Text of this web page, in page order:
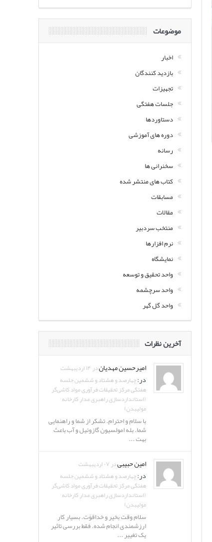
موضوعات
اخبار
بازدید کنندگان
تجهیزات
جلسات هفتگی
دستاوردها
دوره های آموزشی
رسانه
سخنرانی ها
کتاب های منتشر شده
مسابقات
مقالات
منتخب سردبیر
نرم افزارها
نمایشگاه
واحد تحقیق و توسعه
واحد سرچشمه
واحد گل گهر
آخرین نظرات
امیرحسین مهدیاندر ۱۴ اردیبهشت
در:چهارصد و هشتاد و ششمین جلسه
هفتگی مرکز تحقیقات فرآوری مواد کاشی‌گر
(استانداردسازی راهبری مدار کارخانه
مولیبدن)
با سلام و احترام. تشکر از شما و راهنمایی
شما. بله امولسیون گازوئیل و آب باعث
بهت ...
امین حبیبیدر ۰۷ اردیبهشت
در:چهارصد و هشتاد و ششمین جلسه
هفتگی مرکز تحقیقات فرآوری مواد کاشی‌گر
(استانداردسازی راهبری مدار کارخانه
مولیبدن)
سلام وقت بخیر و خداقوّت. بسیار کار
ارزشمندی انجام شده. فقط بررسی تاثیر
یک تغییر ...